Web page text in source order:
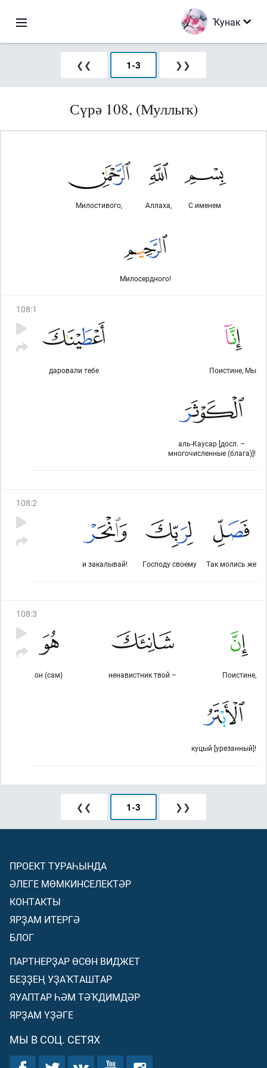
Ҡунак
❮❮ 1-3 ❯❯
Сүрә 108, (Муллыҡ)
С именем
Аллаха,
Милостивого,
Милосердного!
108:1
Поистине, Мы
даровали тебе
аль-Каусар [досл. –
многочисленные (блага)]!
108:2
Так молись же
Господу своему
и закалывай!
108:3
Поистине,
ненавистник твой –
он (сам)
куцый [урезанный]!
❮❮ 1-3 ❯❯
ПРОЕКТ ТУРАҺЫНДА
ӘЛЕГЕ МӨМКИНСЕЛЕКТӘР
КОНТАКТЫ
ЯРҘАМ ИТЕРГӘ
БЛОГ
ПАРТНЕРҘАР ӨСӨН ВИДЖЕТ
БЕҘҘЕҢ УҘАҠТАШТАР
ЯУАПТАР ҺӘМ ТӘҠДИМДӘР
ЯРҘАМ ҮҘӘГЕ
МЫ В СОЦ. СЕТЯХ